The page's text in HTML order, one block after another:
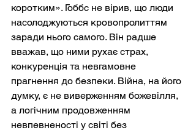
коротким». Гоббс не вірив, що люди
насолоджуються кровопролиттям
заради нього самого. Він радше
вважав, що ними рухає страх,
конкуренція та невгамовне
прагнення до безпеки. Війна, на його
думку, є не виверженням божевілля,
а логічним продовженням
невпевненості у світі без